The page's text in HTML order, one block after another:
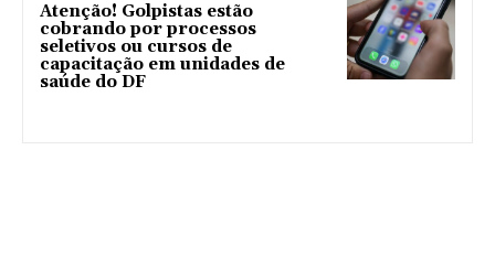
Atenção! Golpistas estão
cobrando por processos
seletivos ou cursos de
capacitação em unidades de
saúde do DF